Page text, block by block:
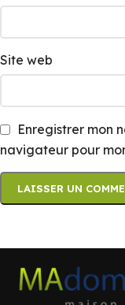
Site web
Enregistrer mon
navigateur pour